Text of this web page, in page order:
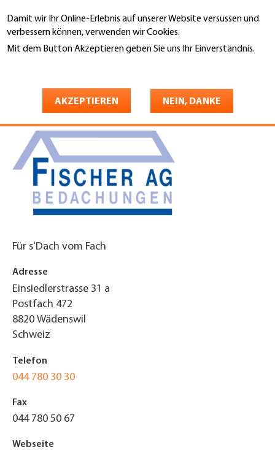
Damit wir Ihr Online-Erlebnis auf unserer Website versüssen und
verbessern können, verwenden wir Cookies.
Mit dem Button Akzeptieren geben Sie uns Ihr Einverständnis.
AKZEPTIEREN NEIN, DANKE
zum
Inhalt
Fischer AG
Für s'Dach vom Fach
Adresse
Einsiedlerstrasse 31 a
Postfach 472
8820 Wädenswil
Schweiz
Telefon
044 780 30 30
Fax
044 780 50 67
Webseite